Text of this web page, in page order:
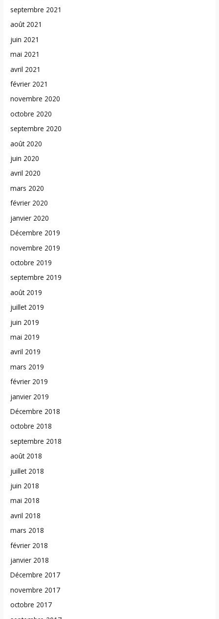
septembre 2021
août 2021
juin 2021
mai 2021
avril 2021
février 2021
novembre 2020
octobre 2020
septembre 2020
août 2020
juin 2020
avril 2020
mars 2020
février 2020
janvier 2020
Décembre 2019
novembre 2019
octobre 2019
septembre 2019
août 2019
juillet 2019
juin 2019
mai 2019
avril 2019
mars 2019
février 2019
janvier 2019
Décembre 2018
octobre 2018
septembre 2018
août 2018
juillet 2018
juin 2018
mai 2018
avril 2018
mars 2018
février 2018
janvier 2018
Décembre 2017
novembre 2017
octobre 2017